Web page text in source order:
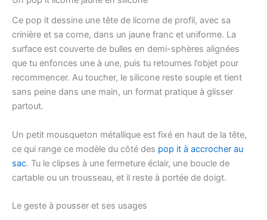
Ce pop it dessine une tête de licorne de profil, avec sa
crinière et sa corne, dans un jaune franc et uniforme. La
surface est couverte de bulles en demi-sphères alignées
que tu enfonces une à une, puis tu retournes l’objet pour
recommencer. Au toucher, le silicone reste souple et tient
sans peine dans une main, un format pratique à glisser
partout.
Un petit mousqueton métallique est fixé en haut de la tête,
ce qui range ce modèle du côté des pop it à accrocher au
sac. Tu le clipses à une fermeture éclair, une boucle de
cartable ou un trousseau, et il reste à portée de doigt.
Le geste à pousser et ses usages